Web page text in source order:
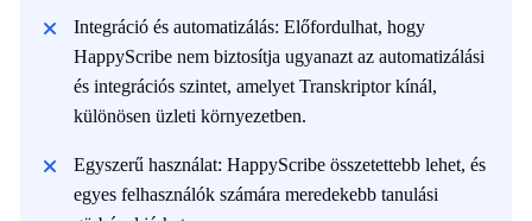
Integráció és automatizálás: Előfordulhat, hogy
HappyScribe nem biztosítja ugyanazt az automatizálási
és integrációs szintet, amelyet Transkriptor kínál,
különösen üzleti környezetben.
Egyszerű használat: HappyScribe összetettebb lehet, és
egyes felhasználók számára meredekebb tanulási